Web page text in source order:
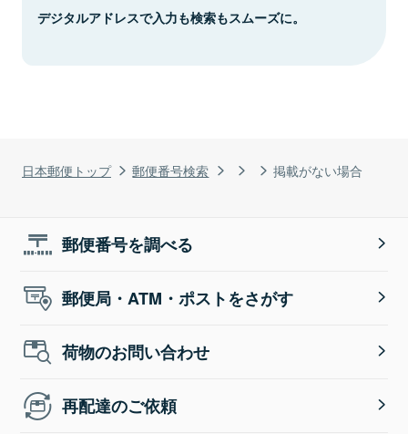
日本郵便トップ 郵便番号検索 掲載がない場合
デジタルアドレスで入力も検索もスムーズに。
郵便番号を調べる
郵便局・ATM・ポストをさがす
荷物のお問い合わせ
再配達のご依頼